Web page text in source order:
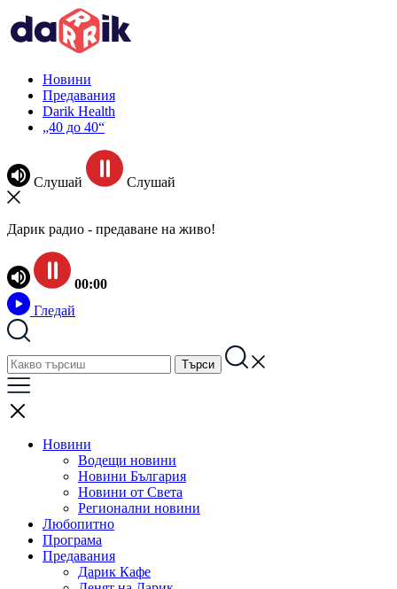
Новини
Предавания
Darik Health
„40 до 40“
Слушай Слушай
Дарик радио - предаване на живо!
00:00
Гледай
Новини
Водещи новини
Новини България
Новини от Света
Регионални новини
Любопитно
Програма
Предавания
Дарик Кафе